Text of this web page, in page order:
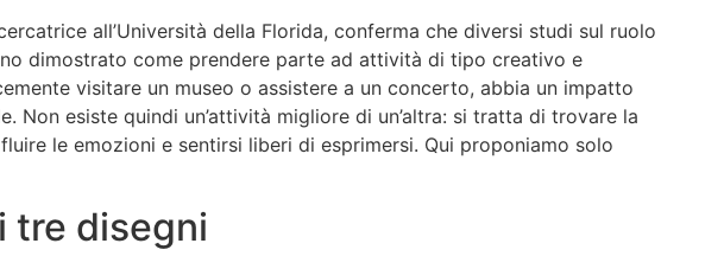
all’Università della Florida, conferma che diversi studi sul ruolo
dimostrato come prendere parte ad attività di tipo creativo e
visitare un museo o assistere a un concerto, abbia un impatto
Non esiste quindi un’attività migliore di un’altra: si tratta di trovare la
le emozioni e sentirsi liberi di esprimersi. Qui proponiamo solo
tre disegni